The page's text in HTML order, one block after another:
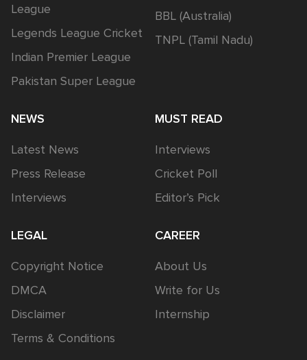
League
Legends League Cricket
Indian Premier League
Pakistan Super League
BBL (Australia)
TNPL (Tamil Nadu)
NEWS
Latest News
Press Release
Interviews
MUST READ
Interviews
Cricket Poll
Editor’s Pick
LEGAL
Copyright Notice
DMCA
Disclaimer
Terms & Conditions
CAREER
About Us
Write for Us
Internship